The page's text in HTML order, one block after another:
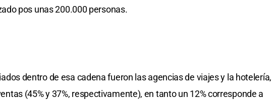
pos unas 200.000 personas.
dentro de esa cadena fueron las agencias de viajes y la hotelería,
(45% y 37%, respectivamente), en tanto un 12% corresponde a